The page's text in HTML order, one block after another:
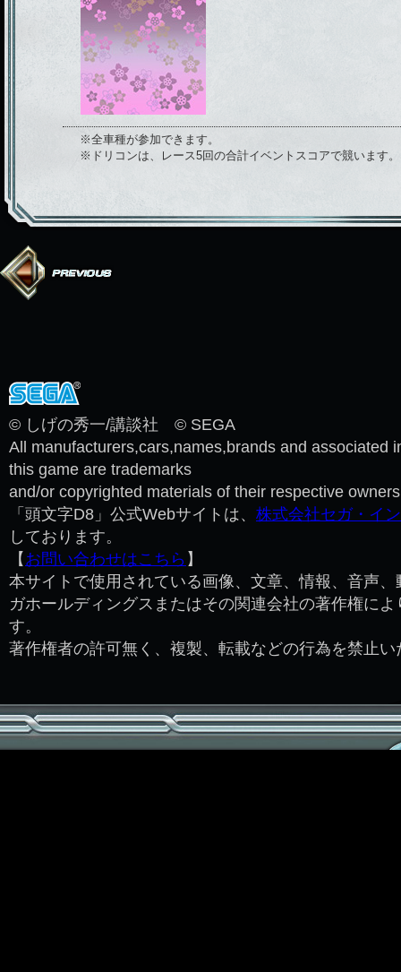
※全車種が参加できます。
※ドリコンは、レース5回の合計イベントスコアで競います。
© しげの秀一/講談社 © SEGA
All manufacturers,cars,names,brands and associated
this game are trademarks
and/or copyrighted materials of their respective
「頭文字D8」公式Webサイトは、 株式会社セガ・イ
しております。
【 お問い合わせはこちら 】
本サイトで使用されている画像、文章、情報、音声
ガホールディングスまたはその関連会社の著作権に
す。
著作権者の許可無く、複製、転載などの行為を禁止い